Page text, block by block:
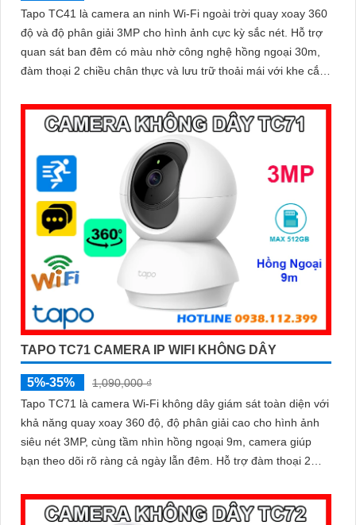
Tapo TC41 là camera an ninh Wi-Fi ngoài trời quay xoay 360
độ và độ phân giải 3MP cho hình ảnh cực kỳ sắc nét. Hỗ trợ
quan sát ban đêm có màu nhờ công nghệ hồng ngoại 30m,
đàm thoại 2 chiều chân thực và lưu trữ thoải mái với khe cắm
TAPO TC71 CAMERA IP WIFI KHÔNG DÂY
5%-35%
1,090,000 ₫
Tapo TC71 là camera Wi-Fi không dây giám sát toàn diện với
khả năng quay xoay 360 độ, độ phân giải cao cho hình ảnh
siêu nét 3MP, cùng tầm nhìn hồng ngoại 9m, camera giúp
bạn theo dõi rõ ràng cả ngày lẫn đêm. Hỗ trợ đàm thoại 2
camera TC71 không chỉ ghi lại mọi khoảnh khắc quan trọng
mà còn chủ động bảo vệ an toàn cho ngôi nhà bạn